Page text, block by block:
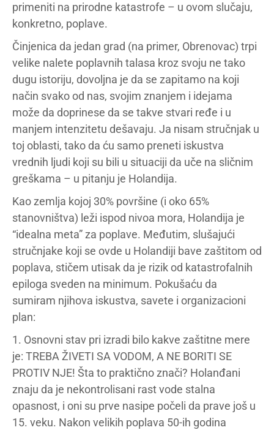
primeniti na prirodne katastrofe – u ovom slučaju,
konkretno, poplave.
Činjenica da jedan grad (na primer, Obrenovac) trpi
velike nalete poplavnih talasa kroz svoju ne tako
dugu istoriju, dovoljna je da se zapitamo na koji
način svako od nas, svojim znanjem i idejama
može da doprinese da se takve stvari ređe i u
manjem intenzitetu dešavaju. Ja nisam stručnjak u
toj oblasti, tako da ću samo preneti iskustva
vrednih ljudi koji su bili u situaciji da uče na sličnim
greškama – u pitanju je Holandija.
Kao zemlja kojoj 30% površine (i oko 65%
stanovništva) leži ispod nivoa mora, Holandija je
“idealna meta” za poplave. Međutim, slušajući
stručnjake koji se ovde u Holandiji bave zaštitom od
poplava, stičem utisak da je rizik od katastrofalnih
epiloga sveden na minimum. Pokušaću da
sumiram njihova iskustva, savete i organizacioni
plan:
1. Osnovni stav pri izradi bilo kakve zaštitne mere
je: TREBA ŽIVETI SA VODOM, A NE BORITI SE
PROTIV NJE! Šta to praktično znači? Holanđani
znaju da je nekontrolisani rast vode stalna
opasnost, i oni su prve nasipe počeli da prave još u
15. veku. Nakon velikih poplava 50-ih godina